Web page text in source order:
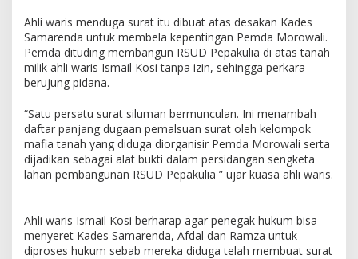
Ahli waris menduga surat itu dibuat atas desakan Kades
Samarenda untuk membela kepentingan Pemda Morowali.
Pemda dituding membangun RSUD Pepakulia di atas tanah
milik ahli waris Ismail Kosi tanpa izin, sehingga perkara
berujung pidana.
“Satu persatu surat siluman bermunculan. Ini menambah
daftar panjang dugaan pemalsuan surat oleh kelompok
mafia tanah yang diduga diorganisir Pemda Morowali serta
dijadikan sebagai alat bukti dalam persidangan sengketa
lahan pembangunan RSUD Pepakulia ” ujar kuasa ahli waris.
Ahli waris Ismail Kosi berharap agar penegak hukum bisa
menyeret Kades Samarenda, Afdal dan Ramza untuk
diproses hukum sebab mereka diduga telah membuat surat